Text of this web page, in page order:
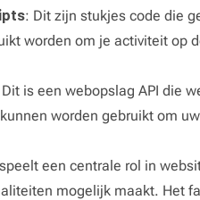
: Dit zijn stukjes code die
worden om je activiteit op
is een webopslag API die
worden gebruikt om
een centrale rol in
mogelijk maakt. Het